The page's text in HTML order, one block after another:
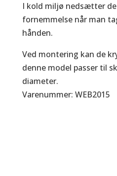
I kold miljø nedsætter
fornemmelse når man
hånden.
Ved montering kan de
denne model passer til
diameter.
Varenummer: WEB2015